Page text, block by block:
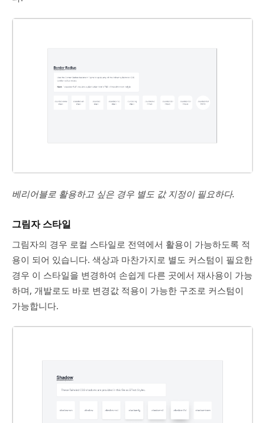
베리어블로 활용하고 싶은 경우 별도 값 지정이 필요하다.
그림자 스타일
그림자의 경우 로컬 스타일로 전역에서 활용이 가능하도록 적
용이 되어 있습니다. 색상과 마찬가지로 별도 커스텀이 필요한
경우 이 스타일을 변경하여 손쉽게 다른 곳에서 재사용이 가능
하며, 개발로도 바로 변경값 적용이 가능한 구조로 커스텀이
가능합니다.